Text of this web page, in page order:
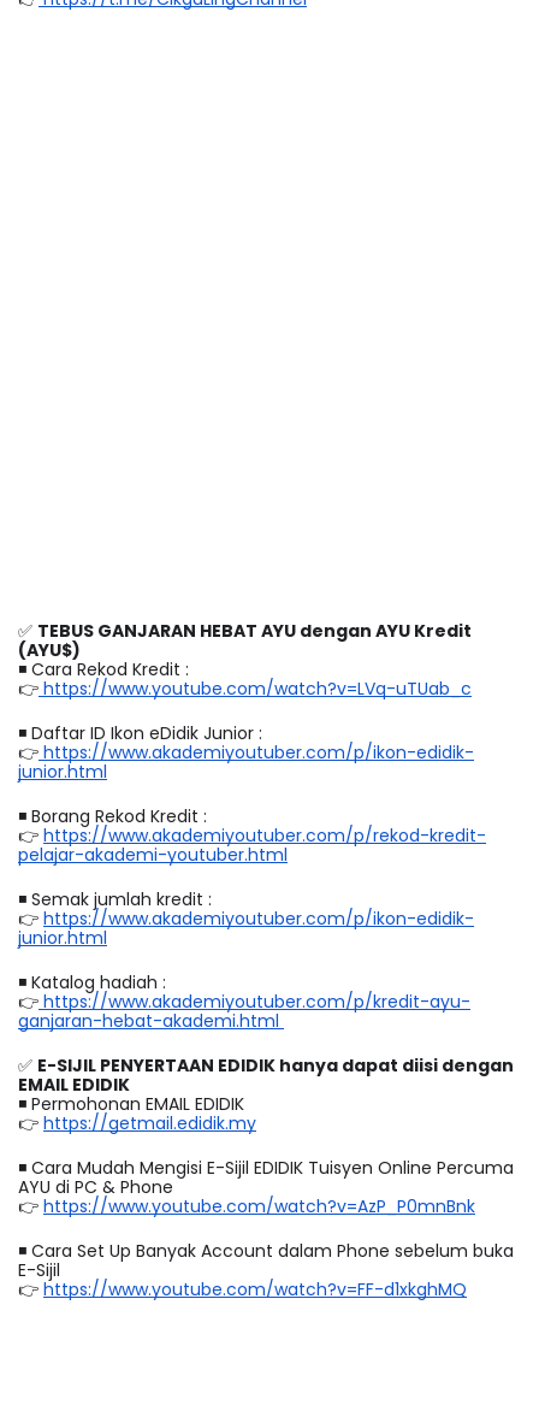
✅ TEBUS GANJARAN HEBAT AYU dengan AYU Kredit
(AYU$)
◾️ Cara Rekod Kredit :
👉 https://www.youtube.com/watch?v=LVq-uTUab_c
◾️ Daftar ID Ikon eDidik Junior :
👉 https://www.akademiyoutuber.com/p/ikon-edidik-
junior.html
◾️ Borang Rekod Kredit :
👉 https://www.akademiyoutuber.com/p/rekod-kredit-
pelajar-akademi-youtuber.html
◾️ Semak jumlah kredit :
👉 https://www.akademiyoutuber.com/p/ikon-edidik-
junior.html
◾️ Katalog hadiah :
👉 https://www.akademiyoutuber.com/p/kredit-ayu-
ganjaran-hebat-akademi.html
✅ E-SIJIL PENYERTAAN EDIDIK hanya dapat diisi dengan
EMAIL EDIDIK
◾️ Permohonan EMAIL EDIDIK
👉 https://getmail.edidik.my
◾️ Cara Mudah Mengisi E-Sijil EDIDIK Tuisyen Online Percuma
AYU di PC & Phone
👉 https://www.youtube.com/watch?v=AzP_P0mnBnk
◾️ Cara Set Up Banyak Account dalam Phone sebelum buka
E-Sijil
👉 https://www.youtube.com/watch?v=FF-d1xkghMQ